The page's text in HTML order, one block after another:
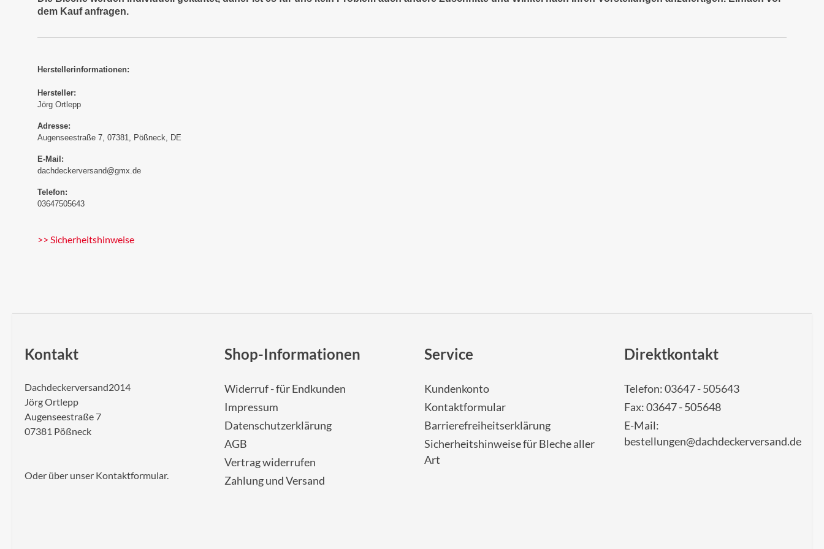
dem Kauf anfragen.
Herstellerinformationen:
Hersteller:
Jörg Ortlepp
Adresse:
Augenseestraße 7, 07381, Pößneck, DE
E-Mail:
dachdeckerversand@gmx.de
Telefon:
03647505643
>> Sicherheitshinweise
Kontakt
Dachdeckerversand2014
Jörg Ortlepp
Augenseestraße 7
07381 Pößneck
Oder über unser Kontaktformular.
Shop-Informationen
Widerruf - für Endkunden
Impressum
Datenschutzerklärung
AGB
Vertrag widerrufen
Zahlung und Versand
Service
Kundenkonto
Kontaktformular
Barrierefreiheitserklärung
Sicherheitshinweise für Bleche aller
Art
Direktkontakt
Telefon: 03647 - 505643
Fax: 03647 - 505648
E-Mail:
bestellungen@dachdeckerversand.de